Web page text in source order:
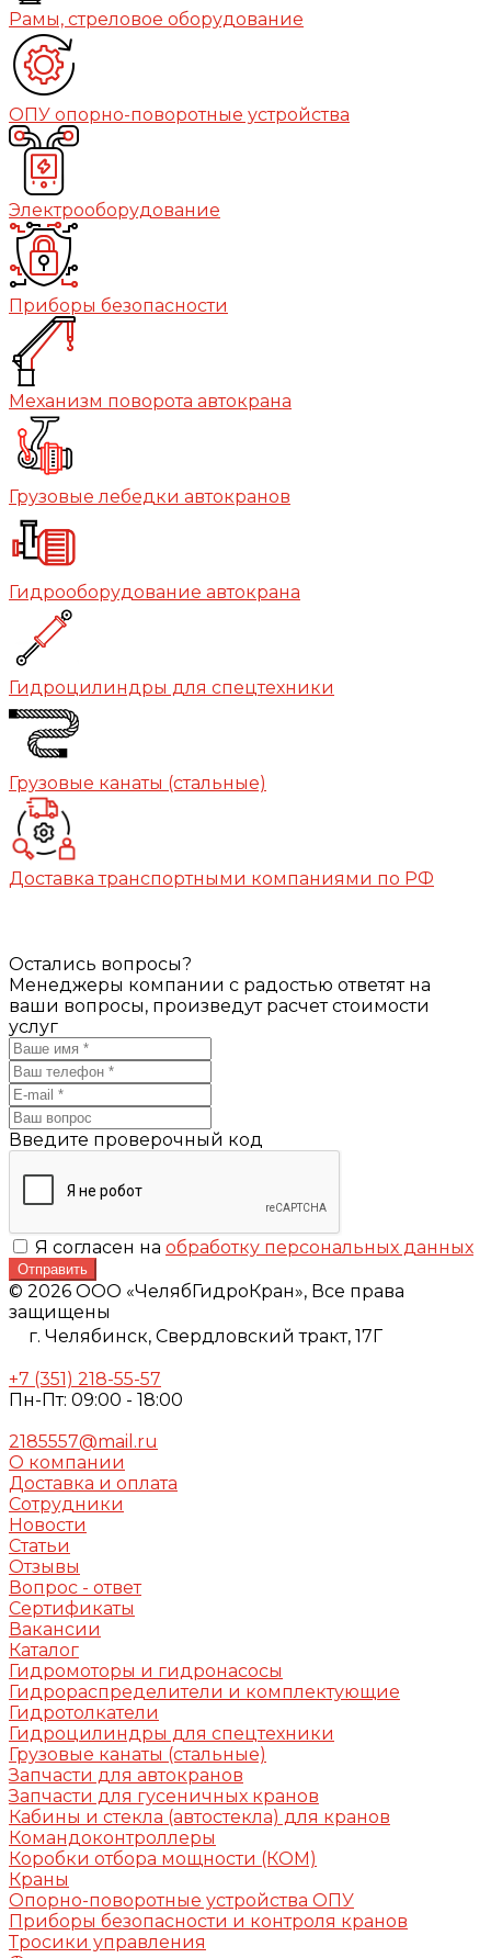
Рамы, стреловое оборудование
ОПУ опорно-поворотные устройства
Электрооборудование
Приборы безопасности
Механизм поворота автокрана
Грузовые лебедки автокранов
Гидрооборудование автокрана
Гидроцилиндры для спецтехники
Грузовые канаты (стальные)
Доставка транспортными компаниями по РФ
Остались вопросы?
Менеджеры компании с радостью ответят на
ваши вопросы, произведут расчет стоимости
услуг
Введите проверочный код
Я согласен на обработку персональных данных
Отправить
© 2026 ООО «ЧелябГидроКран», Все права
защищены
г. Челябинск, Свердловский тракт, 17Г
+7 (351) 218-55-57
Пн-Пт: 09:00 - 18:00
2185557@mail.ru
О компании
Доставка и оплата
Сотрудники
Новости
Статьи
Отзывы
Вопрос - ответ
Сертификаты
Вакансии
Каталог
Гидромоторы и гидронасосы
Гидрораспределители и комплектующие
Гидротолкатели
Гидроцилиндры для спецтехники
Грузовые канаты (стальные)
Запчасти для автокранов
Запчасти для гусеничных кранов
Кабины и стекла (автостекла) для кранов
Командоконтроллеры
Коробки отбора мощности (КОМ)
Краны
Опорно-поворотные устройства ОПУ
Приборы безопасности и контроля кранов
Тросики управления